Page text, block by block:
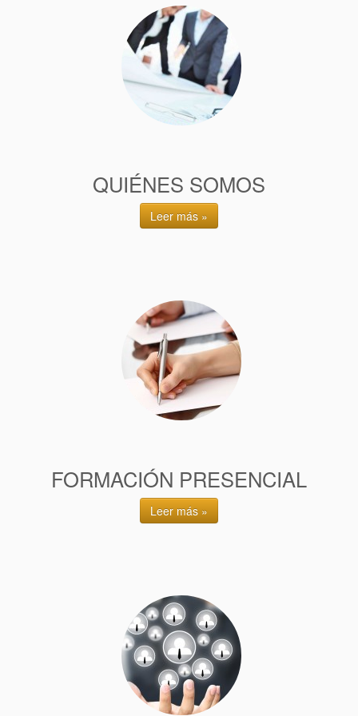
QUIÉNES SOMOS
Leer más »
FORMACIÓN PRESENCIAL
Leer más »